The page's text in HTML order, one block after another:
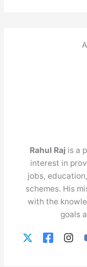
Rahul Raj is a
interest in
jobs,
schemes. His
with the
goals